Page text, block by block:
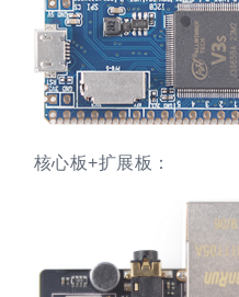
核心板+扩展板：